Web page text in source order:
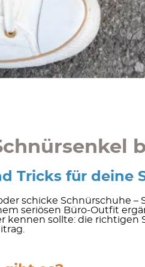
Tricks für deine
schicke Schnürschuhe
seriösen Büro-Outfit
kennen sollte: die